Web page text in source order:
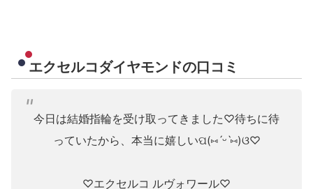
エクセルコダイヤモンドの口コミ
今日は結婚指輪を受け取ってきました♡待ちに待
っていたから、本当に嬉しいପ(⑅ˊᵕˋ⑅)ଓ♡
♡エクセルコ ルヴォワール♡